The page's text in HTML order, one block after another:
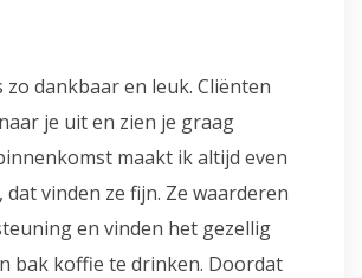
zo dankbaar en leuk. Cliënten
je uit en zien je graag
maakt ik altijd even
vinden ze fijn. Ze waarderen
en vinden het gezellig
bak koffie te drinken. Doordat